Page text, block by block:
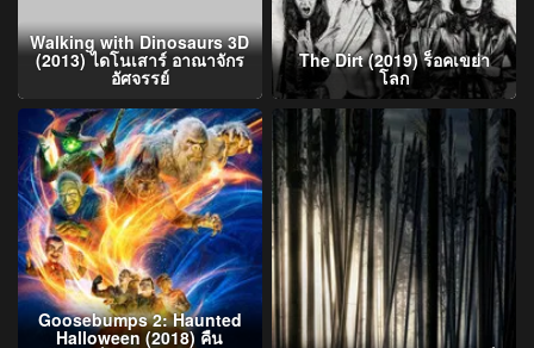
Walking with Dinosaurs 3D
(2013) ไดโนเสาร์ อาณาจักร
อัศจรรย์
The Dirt (2019) ร็อคเขย่า
โลก
Goosebumps 2: Haunted
Halloween (2018) คืน